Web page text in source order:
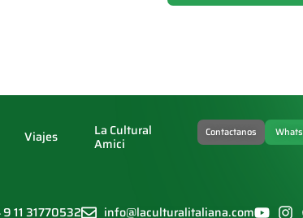
Viajes La Cultural
Amici
Contactanos
11 31770532 info@laculturalitaliana.com